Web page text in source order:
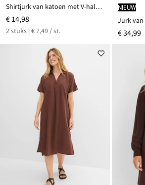
Shirtjurk van katoen met V-hals, oversized (set van 2)
€ 14,98
2 stuks | € 7,49 / st.
Nieuw
Jurk
€ 34,99